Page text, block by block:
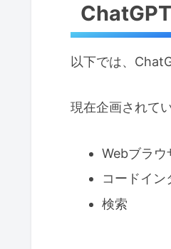
以下では、
現在企画されて
Webブラウ
コードイン
検索